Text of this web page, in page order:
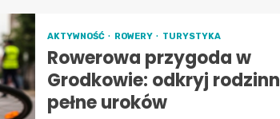
AKTYWNOŚĆ ROWERY TURYSTYKA
Rowerowa przygoda w
Grodkowie: odkryj
pełne uroków